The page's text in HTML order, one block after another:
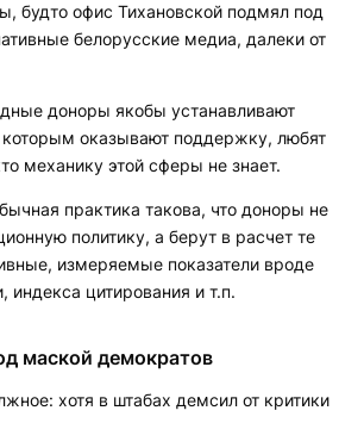
будто офис Тихановской подмял под
белорусские медиа, далеки от
доноры якобы устанавливают
оказывают поддержку, любят
механику этой сферы не знает.
практика такова, что доноры не
политику, а берут в расчет те
измеряемые показатели вроде
индекса цитирования и т.п.
маской демократов
хотя в штабах демсил от критики